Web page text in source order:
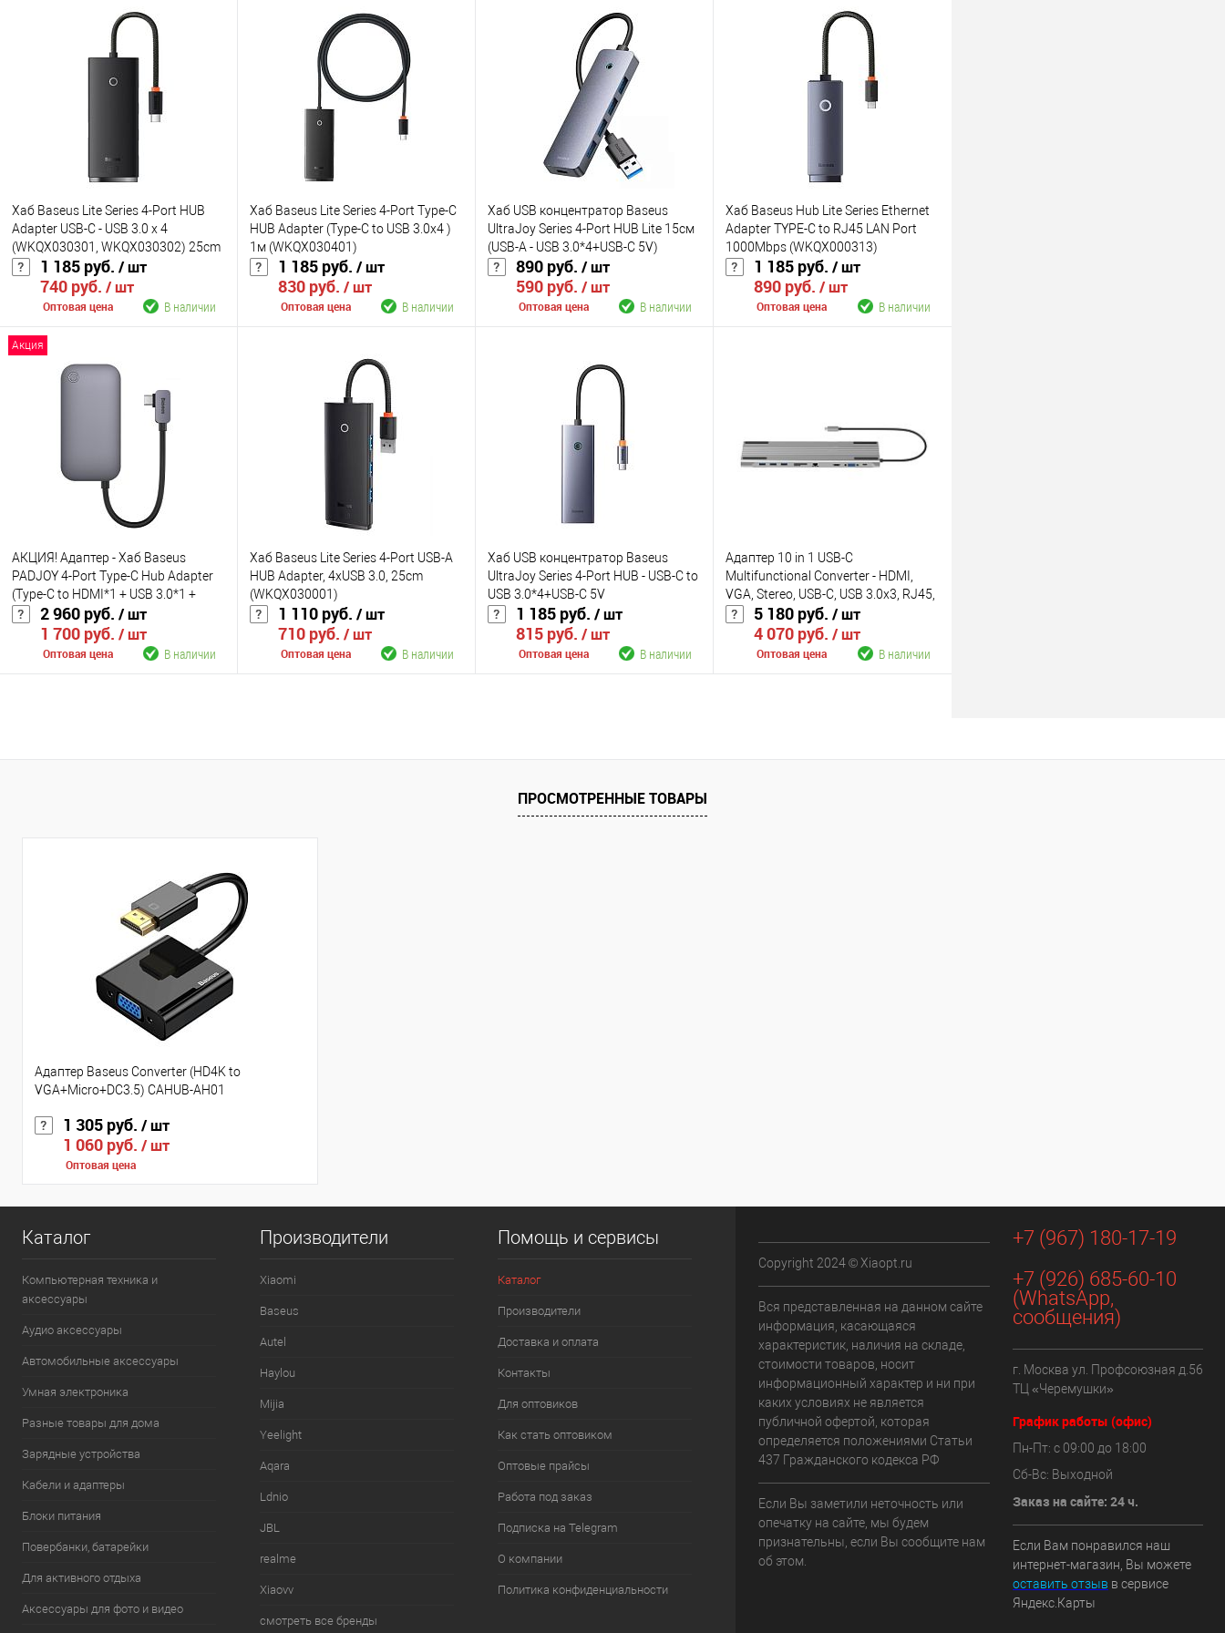
Хаб Baseus Lite Series 4-Port HUB
Adapter USB-C - USB 3.0 х 4
(WKQX030301, WKQX030302) 25cm
1 185 руб. / шт
740 руб. / шт
Оптовая цена В наличии
В наличии
Хаб Baseus Lite Series 4-Port Type-C
HUB Adapter (Type-C to USB 3.0x4 )
1м (WKQX030401)
1 185 руб. / шт
830 руб. / шт
Оптовая цена В наличии
В корзину
К сравнению
В наличии
Хаб USB концентратор Baseus
UltraJoy Series 4-Port HUB Lite 15см
(USB-A - USB 3.0*4+USB-C 5V)
B0005280B811-10
890 руб. / шт
590 руб. / шт
Оптовая цена В наличии
В наличии
Хаб Baseus Hub Lite Series Ethernet
Adapter TYPE-C to RJ45 LAN Port
1000Mbps (WKQX000313)
1 185 руб. / шт
890 руб. / шт
Оптовая цена В наличии
В наличии
Цвет
Акция
АКЦИЯ! Адаптер - Хаб Baseus
PADJOY 4-Port Type-C Hub Adapter
(Type-C to HDMI*1 + USB 3.0*1 +
Type-C PD&Data*1 + 3.5mm*1)
WKWJ000013
2 960 руб. / шт
1 700 руб. / шт
Оптовая цена В наличии
Хаб Baseus Lite Series 4-Port USB-A
HUB Adapter, 4xUSB 3.0, 25cm
(WKQX030001)
1 110 руб. / шт
710 руб. / шт
Оптовая цена В наличии
Хаб USB концентратор Baseus
UltraJoy Series 4-Port HUB - USB-C to
USB 3.0*4+USB-C 5V
(B0005280B811-08)
1 185 руб. / шт
815 руб. / шт
Оптовая цена В наличии
Адаптер 10 in 1 USB-C
Multifunctional Converter - HDMI,
VGA, Stereo, USB-C, USB 3.0х3, RJ45,
SD, Micro SD
5 180 руб. / шт
4 070 руб. / шт
Оптовая цена В наличии
ПРОСМОТРЕННЫЕ ТОВАРЫ
Адаптер Baseus Converter (HD4K to
VGA+Micro+DC3.5) CAHUB-AH01
1 305 руб. / шт
1 060 руб. / шт
Оптовая цена
Каталог
Компьютерная техника и
аксессуары
Аудио аксессуары
Автомобильные аксессуары
Умная электроника
Разные товары для дома
Зарядные устройства
Кабели и адаптеры
Блоки питания
Повербанки, батарейки
Для активного отдыха
Аксессуары для фото и видео
Производители
Xiaomi
Baseus
Autel
Haylou
Mijia
Yeelight
Aqara
Ldnio
JBL
realme
Xiaovv
смотреть все бренды
Помощь и сервисы
Каталог
Производители
Доставка и оплата
Контакты
Для оптовиков
Как стать оптовиком
Оптовые прайсы
Работа под заказ
Подписка на Telegram
О компании
Политика конфиденциальности
Copyright 2024 © Xiaopt.ru
Вся представленная на данном сайте
информация, касающаяся
характеристик, наличия на складе,
стоимости товаров, носит
информационный характер и ни при
каких условиях не является
публичной офертой, которая
определяется положениями Статьи
437 Гражданского кодекса РФ
Если Вы заметили неточность или
опечатку на сайте, мы будем
признательны, если Вы сообщите нам
об этом.
+7 (967) 180-17-19
+7 (926) 685-60-10
(WhatsApp,
сообщения)
г. Москва ул. Профсоюзная д.56
ТЦ «Черемушки»
График работы (офис)
Пн-Пт: с 09:00 до 18:00
Сб-Вс: Выходной
Заказ на сайте: 24 ч.
Если Вам понравился наш
интернет-магазин, Вы можете
оставить отзыв в сервисе
Яндекс.Карты